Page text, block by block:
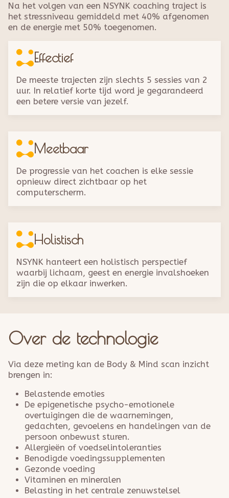
Na het volgen van een NSYNK coaching traject is
het stressniveau gemiddeld met 40% afgenomen
en de energie met 50% toegenomen.
Effectief
De meeste trajecten zijn slechts 5 sessies van 2
uur. In relatief korte tijd word je gegarandeerd
een betere versie van jezelf.
Meetbaar
De progressie van het coachen is elke sessie
opnieuw direct zichtbaar op het
computerscherm.
Holistisch
NSYNK hanteert een holistisch perspectief
waarbij lichaam, geest en energie invalshoeken
zijn die op elkaar inwerken.
Over de technologie
Via deze meting kan de Body & Mind scan inzicht
brengen in:
Belastende emoties
De epigenetische psycho-emotionele
overtuigingen die de waarnemingen,
gedachten, gevoelens en handelingen van de
persoon onbewust sturen.
Allergieën of voedselintoleranties
Benodigde voedingssupplementen
Gezonde voeding
Vitaminen en mineralen
Belasting in het centrale zenuwstelsel